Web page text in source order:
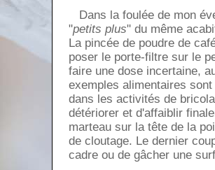
Dans la foulée de mon
"petits plus" du même
La pincée de poudre de
poser le porte-filtre sur le
faire une dose incertaine,
exemples alimentaires
dans les activités de
détériorer et d'affaiblir
marteau sur la tête de la
de cloutage. Le dernier
cadre ou de gâcher une